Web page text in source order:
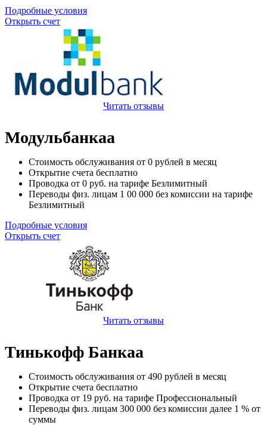
Подробные условия
Открыть счет
Читать отзывы
Модульбанкаа
Стоимость обслуживания от 0 рублей в месяц
Открытие счета бесплатно
Проводка от 0 руб. на тарифе Безлимитный
Переводы физ. лицам 1 00 000 без комиссии на тарифе
Безлимитный
Подробные условия
Открыть счет
Читать отзывы
Тинькофф Банкаа
Стоимость обслуживания от 490 рублей в месяц
Открытие счета бесплатно
Проводка от 19 руб. на тарифе Профессиональный
Переводы физ. лицам 300 000 без комиссии далее 1 % от
суммы